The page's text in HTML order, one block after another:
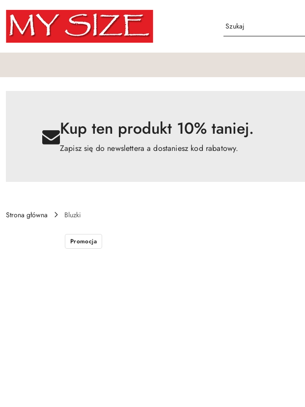
Przejdź do treści głównej
Przejdź do wyszukiwarki
Przejdź do moje konto
Przejdź do menu głównego
Przejdź do opisu produktu
Przejdź do stopki
Kup ten produkt 10% taniej.
Zapisz się do newslettera a dostaniesz kod rabatowy.
Strona główna Bluzki
Promocja